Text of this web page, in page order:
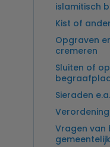
islamitisch
Kist of
Opgraven
cremeren
Sluiten of
Sieraden
Vragen van